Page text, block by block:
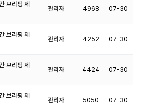
브리핑 제
관리자 4968 07-30
브리핑 제
관리자 4252 07-30
브리핑 제
관리자 4424 07-30
브리핑 제
관리자 5050 07-30